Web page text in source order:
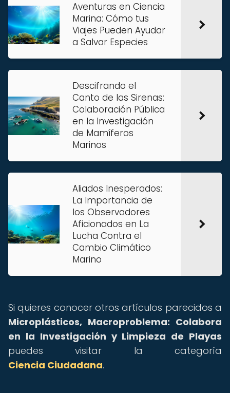
Aventuras en Ciencia
Marina: Cómo tus
Viajes Pueden Ayudar
a Salvar Especies
Descifrando el
Canto de las Sirenas:
Colaboración Pública
en la Investigación
de Mamíferos
Marinos
Aliados Inesperados:
La Importancia de
los Observadores
Aficionados en La
Lucha Contra el
Cambio Climático
Marino
Si quieres conocer otros artículos parecidos a
Microplásticos, Macroproblema: Colabora
en la Investigación y Limpieza de Playas
puedes visitar la categoría
Ciencia Ciudadana.